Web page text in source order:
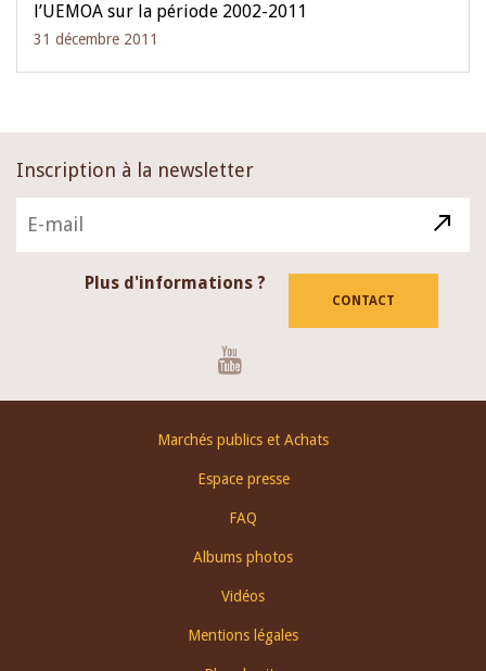
l’UEMOA sur la période 2002-2011
31 décembre 2011
Inscription à la newsletter
Plus d'informations ?
CONTACT
Marchés publics et Achats
Espace presse
FAQ
Albums photos
Vidéos
Mentions légales